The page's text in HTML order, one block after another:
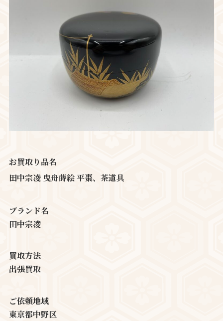
お買取り品名
田中宗凌 曳舟蒔絵 平棗、茶道具
ブランド名
田中宗凌
買取方法
出張買取
ご依頼地域
東京都中野区